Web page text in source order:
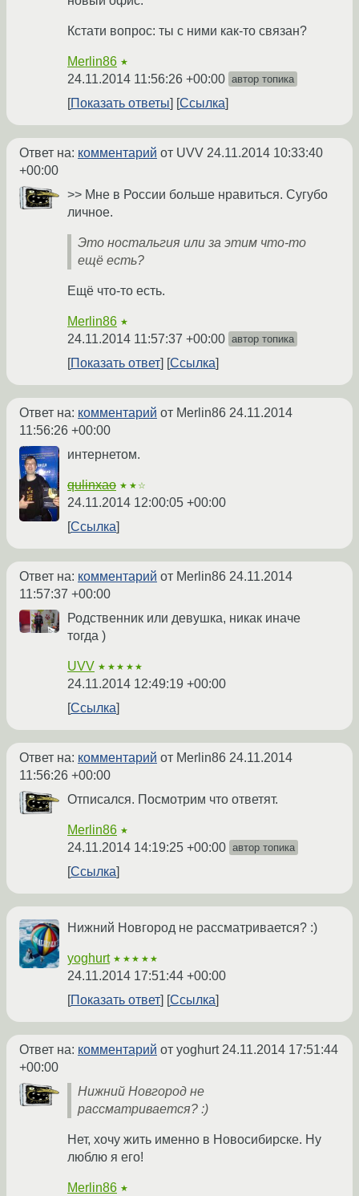
Кстати вопрос: ты с ними как-то связан?
Merlin86 ★
24.11.2014 11:56:26 +00:00 автор топика
Показать ответы Ссылка
Ответ на: комментарий от UVV 24.11.2014 10:33:40
+00:00
>> Мне в России больше нравиться. Сугубо
личное.
Это ностальгия или за этим что-то
ещё есть?
Ещё что-то есть.
Merlin86 ★
24.11.2014 11:57:37 +00:00 автор топика
Показать ответ Ссылка
Ответ на: комментарий от Merlin86 24.11.2014
11:56:26 +00:00
интернетом.
qulinxao ★★☆
24.11.2014 12:00:05 +00:00
Ссылка
Ответ на: комментарий от Merlin86 24.11.2014
11:57:37 +00:00
Родственник или девушка, никак иначе
тогда )
UVV ★★★★★
24.11.2014 12:49:19 +00:00
Ссылка
Ответ на: комментарий от Merlin86 24.11.2014
11:56:26 +00:00
Отписался. Посмотрим что ответят.
Merlin86 ★
24.11.2014 14:19:25 +00:00 автор топика
Ссылка
Нижний Новгород не рассматривается? :)
yoghurt ★★★★★
24.11.2014 17:51:44 +00:00
Показать ответ
Ссылка
Ответ на: комментарий от yoghurt24.11.2014 17:51:44
+00:00
Нижний Новгород не
рассматривается? :)
Нет, хочу жить именно в Новосибирске. Ну
люблю я его!
Merlin86 ★